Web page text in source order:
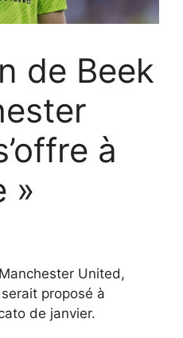
de Beek
à
»
United,
proposé à
de janvier.